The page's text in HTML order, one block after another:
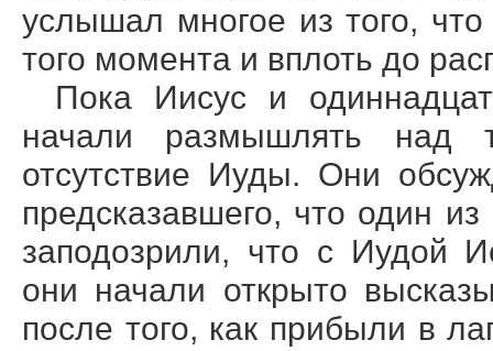
услышал многое из того,
того момента и вплоть до
Пока Иисус и
начали размышлять над
отсутствие Иуды. Они
предсказавшего, что один
заподозрили, что с Иудой
они начали открыто
после того, как прибыли в